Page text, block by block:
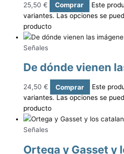
25,50 € Comprar
Este
variantes. Las opciones se
producto
Señales
De dónde vienen
24,50 € Comprar
Este
variantes. Las opciones se
producto
Señales
Ortega y Gasset y